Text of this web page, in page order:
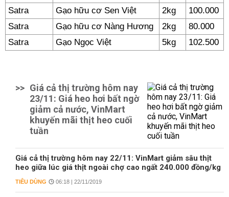
Satra
Gạo hữu cơ Sen Việt 2kg
100.000
Satra
Gạo hữu cơ Nàng Hương 2kg
80.000
Satra
Gạo Ngọc Việt 5kg 102.500
>> Giá cả thị trường hôm nay
23/11: Giá heo hơi bất ngờ
giảm cả nước, VinMart
khuyến mãi thịt heo cuối
tuần
Giá cả thị trường hôm nay 22/11: VinMart giảm sâu thịt
heo giữa lúc giá thịt ngoài chợ cao ngất 240.000 đồng/kg
TIÊU DÙNG 06:18 | 22/11/2019